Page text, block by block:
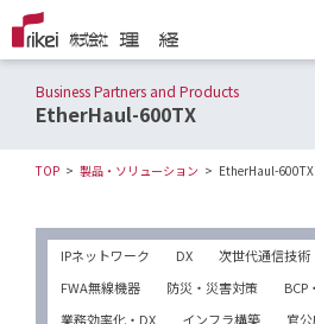
Business Partners and Products
EtherHaul-600TX
TOP 製品・ソリューション EtherHaul-600TX
IPネットワーク DX 次世代通信技術
FWA無線機器
防災・災害対策
BCP
業務効率化・DX
インフラ構築 官